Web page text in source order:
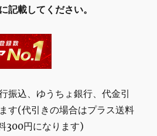
記載してください。
振込、ゆうちょ銀行、代金引
す(代引きの場合はプラス送料
300円になります)